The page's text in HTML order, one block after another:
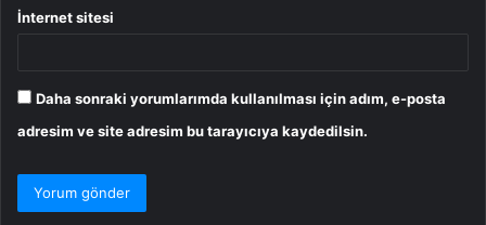
İnternet sitesi
Daha sonraki yorumlarımda kullanılması için adım, e-posta
adresim ve site adresim bu tarayıcıya kaydedilsin.